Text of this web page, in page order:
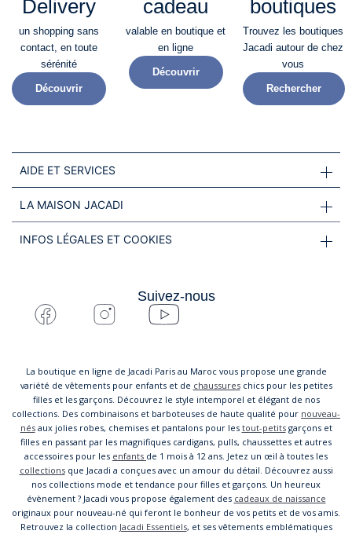
Delivery
un shopping sans
contact, en toute
sérénité​
Découvrir
cadeau
valable en boutique et
en ligne
Découvrir
boutiques
Trouvez les boutiques
Jacadi autour de chez
vous
Rechercher
AIDE ET SERVICES
LA MAISON JACADI
INFOS LÉGALES ET COOKIES
Suivez-nous
La boutique en ligne de Jacadi Paris au Maroc vous propose une grande
variété de vêtements pour enfants et de chaussureschics pour les petites
filles et les garçons. Découvrez le style intemporel et élégant de nos
collections. Des combinaisons et barboteuses de haute qualité pour nouveau-
nésaux jolies robes, chemises et pantalons pour les tout-petitsgarçons et
filles en passant par les magnifiques cardigans, pulls, chaussettes et autres
accessoires pour les enfants de 1 mois à 12 ans. Jetez un œil à toutes les
collectionsque Jacadi a conçues avec un amour du détail. Découvrez aussi
nos collections mode et tendance pour filles et garçons. Un heureux
évènement ? Jacadi vous propose également des cadeaux de naissance
originaux pour nouveau-né qui feront le bonheur de vos petits et de vos amis.
Retrouvez la collection Jacadi Essentiels, et ses vêtements emblématiques